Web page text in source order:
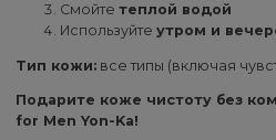
Смойте теплой водой
Используйте утром и
Тип кожи:все типы (включая
Подарите коже чистоту без
for Men Yon-Ka!